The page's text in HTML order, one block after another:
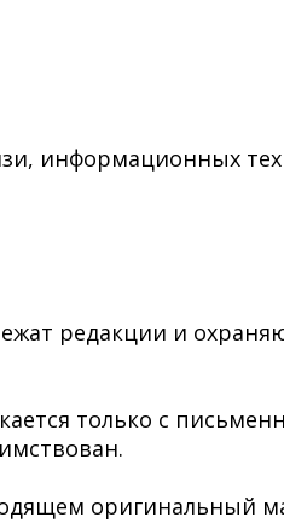
информационных
редакции и
только с
оригинальный